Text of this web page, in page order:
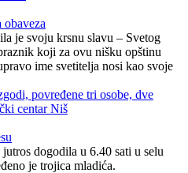
obaveza
je svoju krsnu slavu – Svetog
koji za ovu nišku opštinu
ime svetitelja nosi kao svoje
dogodila u 6.40 sati u selu
je trojica mladića.